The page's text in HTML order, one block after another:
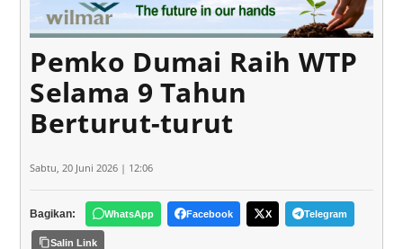
Pemko Dumai Raih WTP
Selama 9 Tahun
Berturut-turut
Sabtu, 20 Juni 2026 | 12:06
Bagikan: WhatsApp Facebook X Telegram
Salin Link